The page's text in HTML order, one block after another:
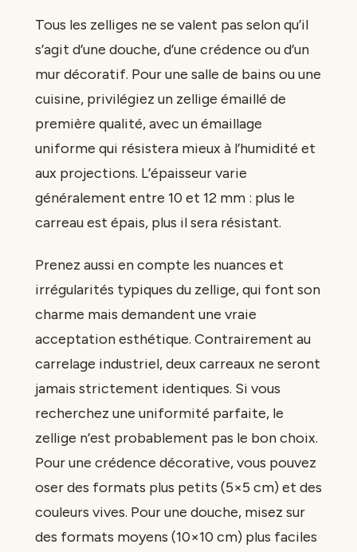
Tous les zelliges ne se valent pas selon qu’il
s’agit d’une douche, d’une crédence ou d’un
mur décoratif. Pour une salle de bains ou une
cuisine, privilégiez un zellige émaillé de
première qualité, avec un émaillage
uniforme qui résistera mieux à l’humidité et
aux projections. L’épaisseur varie
généralement entre 10 et 12 mm : plus le
carreau est épais, plus il sera résistant.
Prenez aussi en compte les nuances et
irrégularités typiques du zellige, qui font son
charme mais demandent une vraie
acceptation esthétique. Contrairement au
carrelage industriel, deux carreaux ne seront
jamais strictement identiques. Si vous
recherchez une uniformité parfaite, le
zellige n’est probablement pas le bon choix.
Pour une crédence décorative, vous pouvez
oser des formats plus petits (5×5 cm) et des
couleurs vives. Pour une douche, misez sur
des formats moyens (10×10 cm) plus faciles